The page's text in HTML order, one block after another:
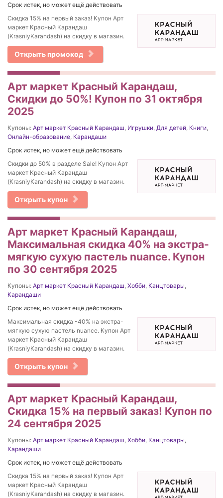
Срок истек, но может ещё действовать
Скидка 15% на первый заказ! Купон Арт
маркет Красный Карандаш
(KrasniyKarandash) на скидку в магазин.
Открыть промокод
Арт маркет Красный Карандаш,
Скидки до 50%! Купон по 31 октября
2025
Купоны: Арт маркет Красный Карандаш, Игрушки, Для детей, Книги,
Онлайн-образование, Карандаши
Срок истек, но может ещё действовать
Скидки до 50% в разделе Sale! Купон Арт
маркет Красный Карандаш
(KrasniyKarandash) на скидку в магазин.
Открыть купон
Арт маркет Красный Карандаш,
Максимальная скидка 40% на экстра-
мягкую сухую пастель nuance. Купон
по 30 сентября 2025
Купоны: Арт маркет Красный Карандаш, Хобби, Канцтовары,
Карандаши
Срок истек, но может ещё действовать
Максимальная скидка -40% на экстра-
мягкую сухую пастель nuance. Купон Арт
маркет Красный Карандаш
(KrasniyKarandash) на скидку в магазин.
Открыть купон
Арт маркет Красный Карандаш,
Скидка 15% на первый заказ! Купон по
24 сентября 2025
Купоны: Арт маркет Красный Карандаш, Хобби, Канцтовары,
Карандаши
Срок истек, но может ещё действовать
Скидка 15% на первый заказ! Купон Арт
маркет Красный Карандаш
(KrasniyKarandash) на скидку в магазин.